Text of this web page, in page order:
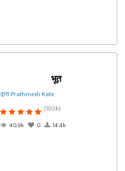
भूत
द्वारा Prathmesh Kate
(10.5k)
40.9k
0 14.4k